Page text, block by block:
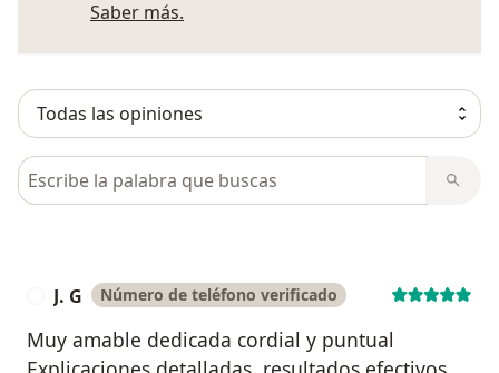
Saber más.
Busca en opiniones
J. G Número de teléfono verificado
Muy amable dedicada cordial y puntual